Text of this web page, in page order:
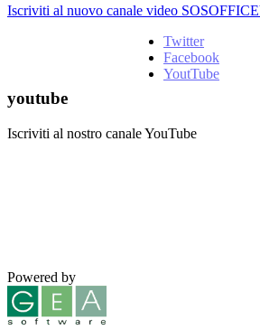
Iscriviti al nuovo canale video
Twitter
Facebook
YoutTube
youtube
Iscriviti al nostro canale YouTube
Powered by